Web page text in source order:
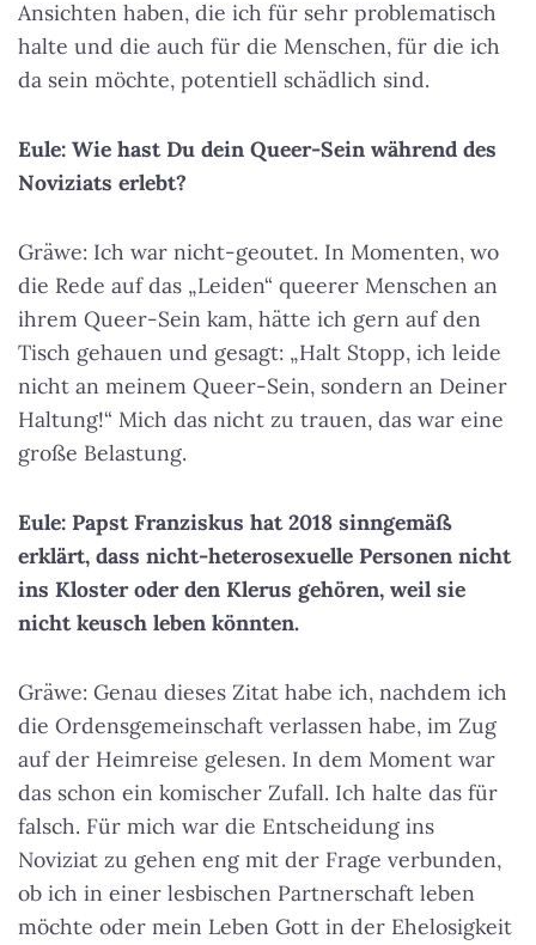
Ansichten haben, die ich für sehr problematisch
halte und die auch für die Menschen, für die ich
da sein möchte, potentiell schädlich sind.
Eule: Wie hast Du dein Queer-Sein während des
Noviziats erlebt?
Gräwe: Ich war nicht-geoutet. In Momenten, wo
die Rede auf das „Leiden“ queerer Menschen an
ihrem Queer-Sein kam, hätte ich gern auf den
Tisch gehauen und gesagt: „Halt Stopp, ich leide
nicht an meinem Queer-Sein, sondern an Deiner
Haltung!“ Mich das nicht zu trauen, das war eine
große Belastung.
Eule: Papst Franziskus hat 2018 sinngemäß
erklärt, dass nicht-heterosexuelle Personen nicht
ins Kloster oder den Klerus gehören, weil sie
nicht keusch leben könnten.
Gräwe: Genau dieses Zitat habe ich, nachdem ich
die Ordensgemeinschaft verlassen habe, im Zug
auf der Heimreise gelesen. In dem Moment war
das schon ein komischer Zufall. Ich halte das für
falsch. Für mich war die Entscheidung ins
Noviziat zu gehen eng mit der Frage verbunden,
ob ich in einer lesbischen Partnerschaft leben
möchte oder mein Leben Gott in der Ehelosigkeit